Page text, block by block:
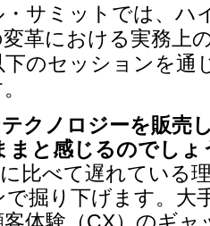
サミットでは、ハ
革における実務上
のセッションを通
クノロジーを販売
まと感じるのでし
比べて遅れている
掘り下げます。大